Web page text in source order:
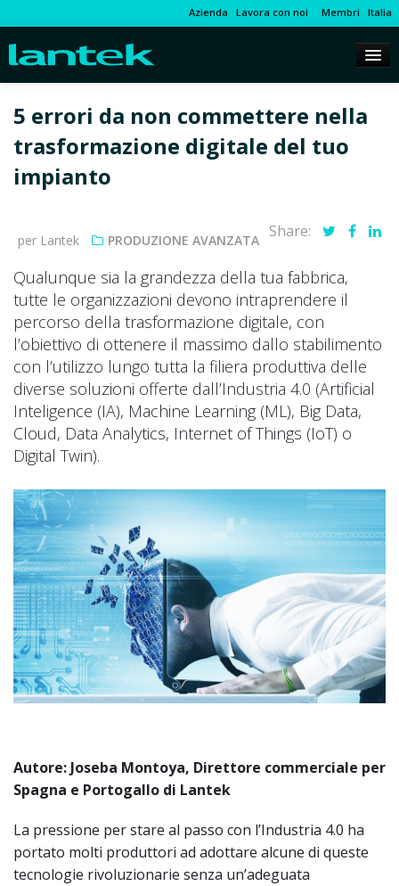
Azienda Lavora con noi Membri Italia
5 errori da non commettere nella
trasformazione digitale del tuo
impianto
per Lantek PRODUZIONE AVANZATA Share:
Qualunque sia la grandezza della tua fabbrica,
tutte le organizzazioni devono intraprendere il
percorso della trasformazione digitale, con
l’obiettivo di ottenere il massimo dallo stabilimento
con l’utilizzo lungo tutta la filiera produttiva delle
diverse soluzioni offerte dall’Industria 4.0 (Artificial
Inteligence (IA), Machine Learning (ML), Big Data,
Cloud, Data Analytics, Internet of Things (IoT) o
Digital Twin).
Autore: Joseba Montoya, Direttore commerciale per
Spagna e Portogallo di Lantek
La pressione per stare al passo con l’Industria 4.0 ha
portato molti produttori ad adottare alcune di queste
tecnologie rivoluzionarie senza un’adeguata